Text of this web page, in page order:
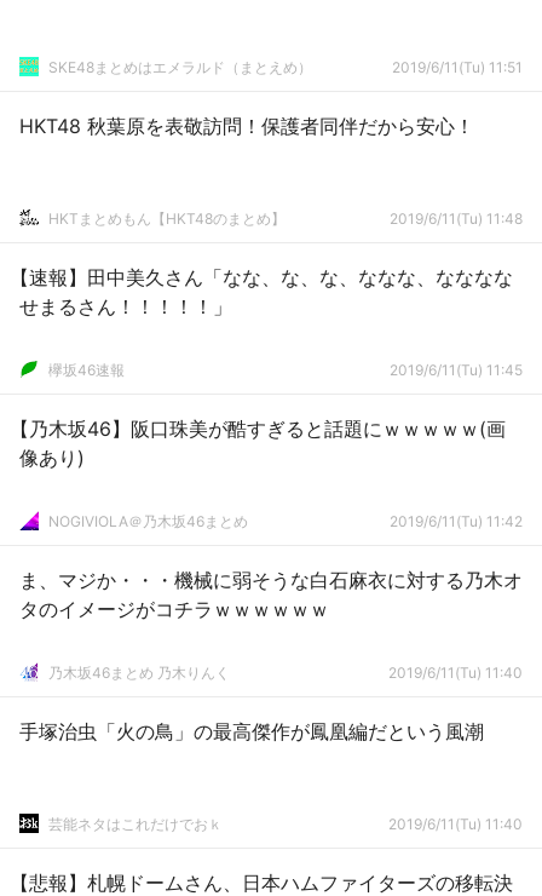
SKE48まとめはエメラルド（まとえめ） 2019/6/11(Tu) 11:51
HKT48 秋葉原を表敬訪問！保護者同伴だから安心！
HKTまとめもん【HKT48のまとめ】 2019/6/11(Tu) 11:48
【速報】田中美久さん「なな、な、な、ななな、なななな
せまるさん！！！！！」
欅坂46速報 2019/6/11(Tu) 11:45
【乃木坂46】阪口珠美が酷すぎると話題にｗｗｗｗｗ(画
像あり)
NOGIVIOLA＠乃木坂46まとめ 2019/6/11(Tu) 11:42
ま、マジか・・・機械に弱そうな白石麻衣に対する乃木オ
タのイメージがコチラｗｗｗｗｗｗ
乃木坂46まとめ 乃木りんく 2019/6/11(Tu) 11:40
手塚治虫「火の鳥」の最高傑作が鳳凰編だという風潮
芸能ネタはこれだけでおｋ 2019/6/11(Tu) 11:40
【悲報】札幌ドームさん、日本ハムファイターズの移転決